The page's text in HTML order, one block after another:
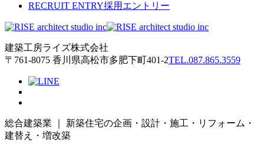
RECRUIT ENTRY採用エントリー
建築工房ライズ株式会社
〒761-8075 香川県高松市多肥下町401-2TEL.087.865.3559
総合建築業 ｜ 新築住宅の企画・設計・施工・リフォーム・
建替え・増改築